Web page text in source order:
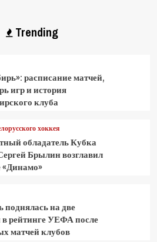
Trending
расписание матчей,
игр и история
клуба
хоккея
обладатель Кубка
Брылин возглавил
поднялась на две
рейтинге УЕФА после
матчей клубов